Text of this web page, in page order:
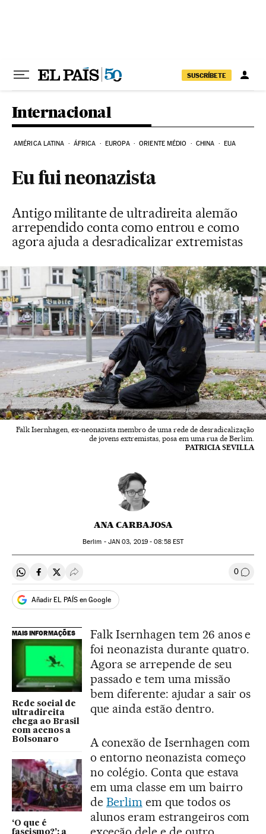
SUSCRÍBETE
Internacional
AMÉRICA LATINA ÁFRICA EUROPA ORIENTE MÉDIO CHINA EUA
Eu fui neonazista
Antigo militante de ultradireita alemão
arrependido conta como entrou e como
agora ajuda a desradicalizar extremistas
Falk Isernhagen, ex-neonazista membro de uma rede de desradicalização
de jovens extremistas, posa em uma rua de Berlim.
PATRICIA SEVILLA
ANA CARBAJOSA
Berlim - JAN 03, 2019 - 08:58EST
Compartir en Whatsapp
Compartir en Facebook
Compartir en Twitter
Desplegar Redes Sociales 0
Añadir EL PAÍS en Google
MAIS INFORMAÇÕES
Rede social de
ultradireita
chega ao Brasil
com acenos a
Bolsonaro
‘O que é
Falk Isernhagen tem 26 anos e
foi neonazista durante quatro.
Agora se arrepende de seu
passado e tem uma missão
bem diferente: ajudar a sair os
que ainda estão dentro.
A conexão de Isernhagen com
o entorno neonazista começo
no colégio. Conta que estava
em uma classe em um bairro
de Berlimem que todos os
alunos eram estrangeiros com